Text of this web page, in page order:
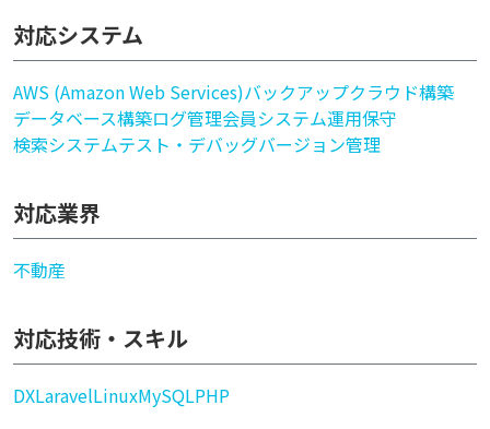
対応システム
AWS (Amazon Web Services)バックアップクラウド構築
データベース構築ログ管理会員システム運用保守
検索システムテスト・デバッグバージョン管理
対応業界
不動産
対応技術・スキル
DXLaravelLinuxMySQLPHP